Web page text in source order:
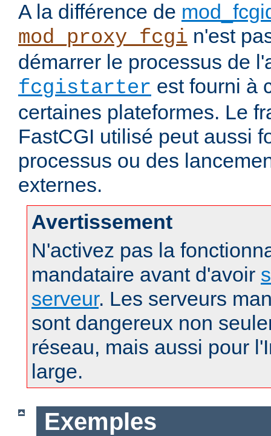
A la différence de
mod_proxy_fcgi n'est
démarrer le processus de
fcgistarter est fourni à
certaines plateformes. Le
FastCGI utilisé peut aussi
processus ou des
externes.
Avertissement
N'activez pas la
mandataire avant d'avoir
serveur. Les serveurs
sont dangereux non
réseau, mais aussi pour
large.
Exemples